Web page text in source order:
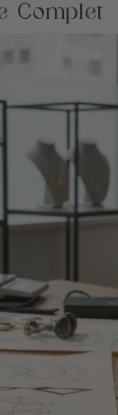
Complet